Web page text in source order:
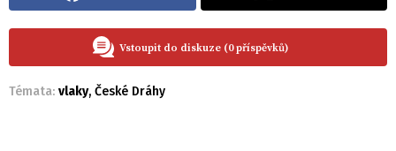
Vstoupit do diskuze (0 příspěvků)
Témata: vlaky, České Dráhy